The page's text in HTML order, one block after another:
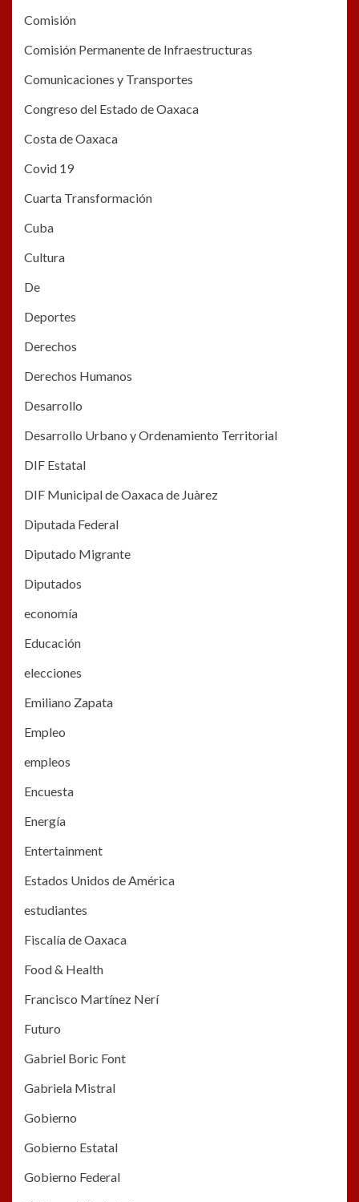
Comisión
Comisión Permanente de Infraestructuras
Comunicaciones y Transportes
Congreso del Estado de Oaxaca
Costa de Oaxaca
Covid 19
Cuarta Transformación
Cuba
Cultura
De
Deportes
Derechos
Derechos Humanos
Desarrollo
Desarrollo Urbano y Ordenamiento Territorial
DIF Estatal
DIF Municipal de Oaxaca de Juàrez
Diputada Federal
Diputado Migrante
Diputados
economía
Educación
elecciones
Emiliano Zapata
Empleo
empleos
Encuesta
Energía
Entertainment
Estados Unidos de América
estudiantes
Fiscalía de Oaxaca
Food & Health
Francisco Martínez Nerí
Futuro
Gabriel Boric Font
Gabriela Mistral
Gobierno
Gobierno Estatal
Gobierno Federal